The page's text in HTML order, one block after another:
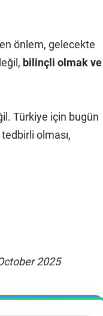
önlem, gelecekte
bilinçli olmak ve
Türkiye için bugün
olması,
2025